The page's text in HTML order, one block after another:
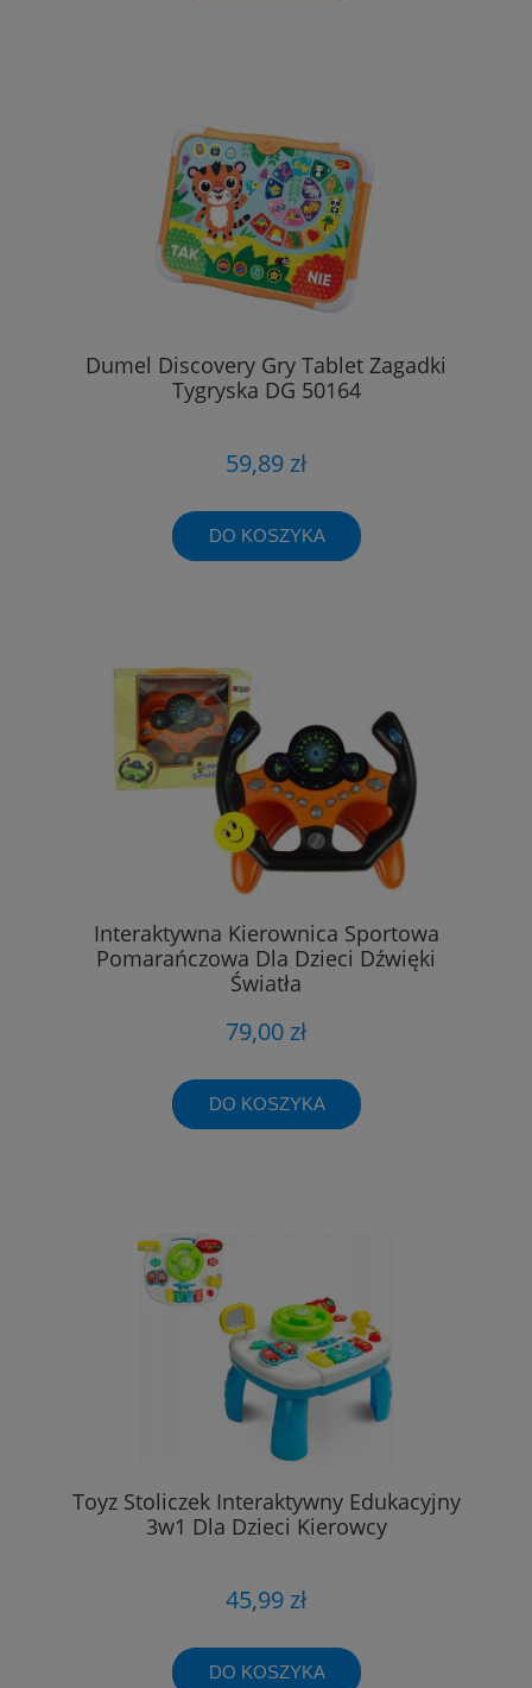
Dumel Discovery Gry Tablet Zagadki
Tygryska DG 50164
59,89 zł
DO KOSZYKA
Interaktywna Kierownica Sportowa
Pomarańczowa Dla Dzieci Dźwięki
Światła
79,00 zł
DO KOSZYKA
Toyz Stoliczek Interaktywny Edukacyjny
3w1 Dla Dzieci Kierowcy
45,99 zł
DO KOSZYKA